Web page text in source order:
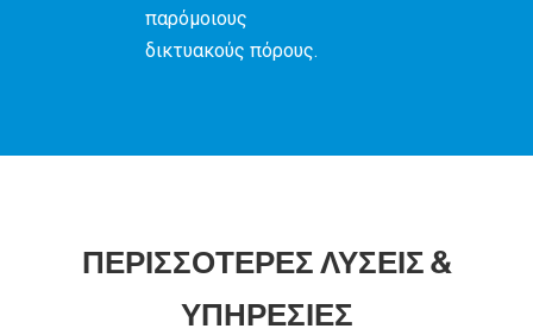
παρόμοιους
δικτυακούς πόρους.
ΠΕΡΙΣΣΟΤΕΡΕΣ ΛΥΣΕΙΣ &
ΥΠΗΡΕΣΙΕΣ